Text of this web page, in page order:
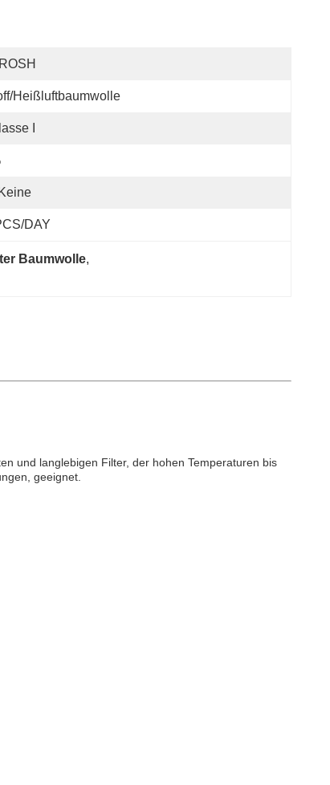
Heißluftbaumwolle
I
Keine
DAY
Baumwolle,
und langlebigen Filter, der hohen Temperaturen bis
geeignet.